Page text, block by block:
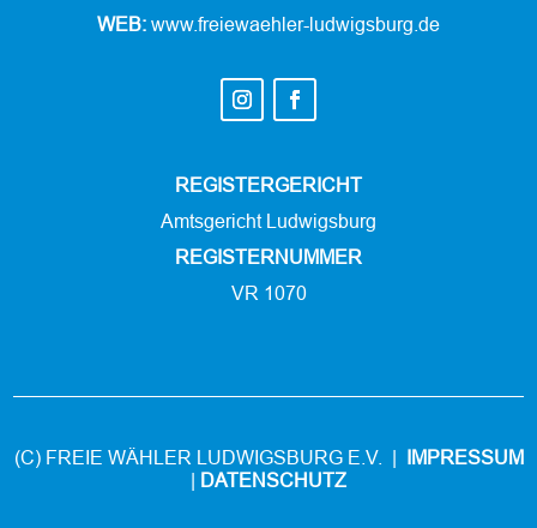
WEB: www.freiewaehler-ludwigsburg.de
REGISTERGERICHT
Amtsgericht Ludwigsburg
REGISTERNUMMER
VR 1070
(C) FREIE WÄHLER LUDWIGSBURG E.V. | IMPRESSUM
| DATENSCHUTZ